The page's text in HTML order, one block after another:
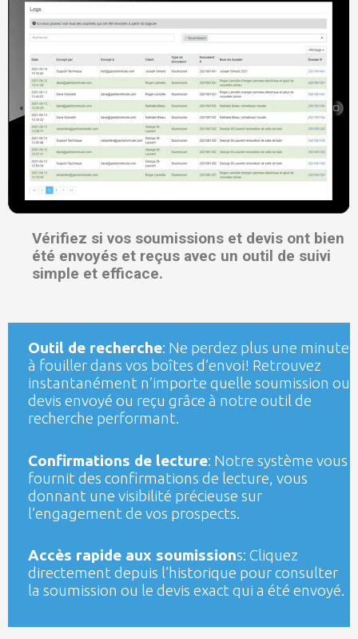
Vérifiez si vos soumissions et devis ont bien
été envoyés et reçus avec un outil de suivi
simple et efficace.
Outil de recherche: Ne perdez plus une minute
à fouiller dans vos boîtes d’envoi! Retrouvez
instantanément n’importe quelle soumission ou
devis envoyé ou reçu grâce à notre outil de
recherche performant.
Confirmations de lecture: Notre système vous
fournit des confirmations de lecture, vous
donnant une visibilité précieuse sur
l’engagement de vos prospects.
Accès rapide aux soumissions: Cliquez
directement depuis l’historique pour consulter
la soumission ou le devis exact qui a été envoyé.